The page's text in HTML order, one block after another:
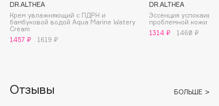
Art-Visage
Artdeco
Astra
DR.ALTHEA
Крем увлажняющий с ПДРН и
бамбуковой водой Aqua Marine Watery
Cream
1457 ₽
1619 ₽
DR.ALTHEA
Эссенция
проблемной кожи
1314 ₽
1460 ₽
Отзывы БОЛЬШЕ